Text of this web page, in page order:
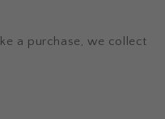
a purchase, we collect